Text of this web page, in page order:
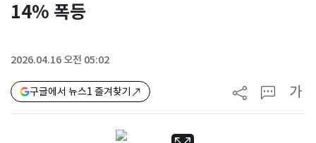
14% 폭등
2026.04.16 오전 05:02
구글에서 뉴스1 즐겨찾기 가